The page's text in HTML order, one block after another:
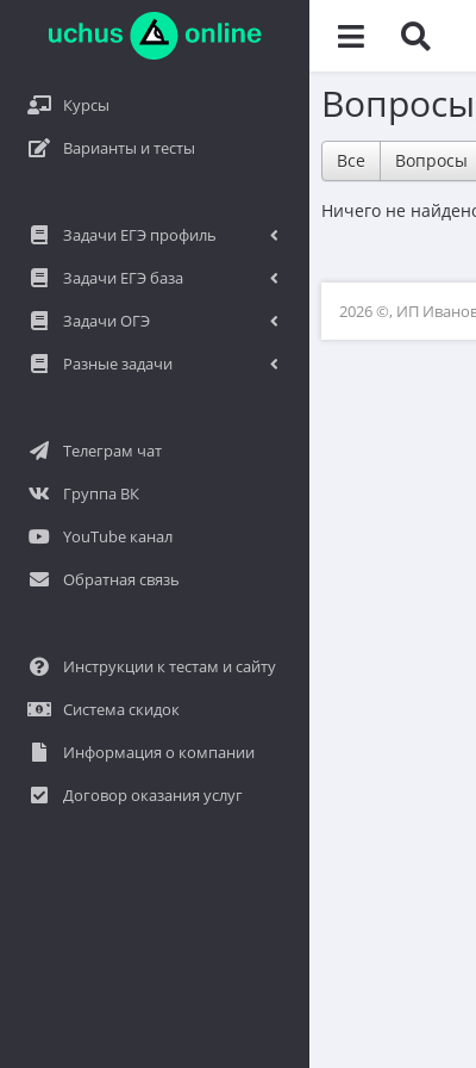
Курсы
Варианты и тесты
Задачи ЕГЭ профиль
Задачи ЕГЭ база
Задачи ОГЭ
Разные задачи
Телеграм чат
Группа ВК
YouTube канал
Обратная связь
Инструкции к тестам и сайту
Система скидок
Информация о компании
Договор оказания услуг
Все Вопросы
Ничего не
2026 ©, ИП